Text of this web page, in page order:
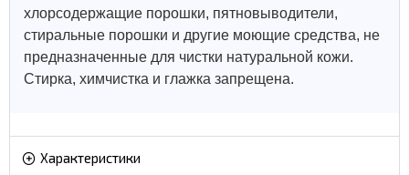
хлорсодержащие порошки, пятновыводители,
стиральные порошки и другие моющие средства, не
предназначенные для чистки натуральной кожи.
Стирка, химчистка и глажка запрещена.
Характеристики